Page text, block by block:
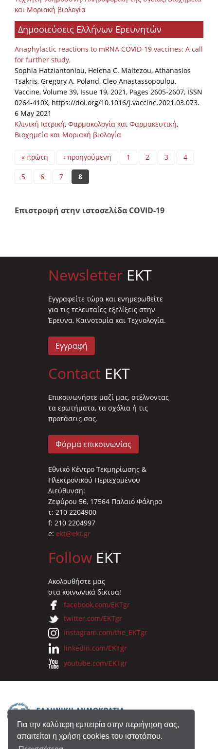
Για την καλύτερη εμπειρία στην περιήγηση σας,
απαιτείται η χρήση cookies του ιστοτόπου.
και Μοριακή βιολογία
Δημοσιεύσεις Ελλήνων Ερευνητών
Anaphylactic reactions to mRNA COVID-19 vaccines: A call
for further study,
Sophia Hatziantoniou, Helena C. Maltezou, Athanasios
Tsakris, Gregory A. Poland, Cleo Anastassopoulou,
Vaccine, Volume 39, Issue 19, 2021, Pages 2605-2607, ISSN
0264-410X, https://doi.org/10.1016/j.vaccine.2021.03.073.
6 May 2021
Κλινική Ιατρική, Φαρμακολογία και Φαρμακευτική,
Βιοχημεία και Μοριακή βιολογία
Pages
« πρώτη ‹ προηγούμενη 1 2 3 4
5 6 7 8
Επιστροφή στην ιστοσελίδα COVID-19
Newsletter EKT
Eγγραφείτε τώρα και ενημερωθείτε
για τις τελευταίες εξελίξεις στην
Έρευνα, Καινοτομία και Τεχνολογία.
Εγγραφή
Contact EKT
Επικοινωνήστε μαζί μας, στέλνοντας
τα ερωτήματα, τα σχόλια ή τις
προτάσεις σας.
Φόρμα επικοινωνίας
Εθνικό Κέντρο Τεκμηρίωσης &
Ηλεκτρονικού Περιεχομένου
Διεύθυνση:
Ζεφύρου 56, 17564 Παλαιό Φάληρο
τ: 210 2204900
f: 210 2204997
e: ekt@ekt.gr
Follow EKT
Ακολουθήστε μας
στα κοινωνικά δίκτυα!
facebook.com/EKTgr
twitter.com/EKTgr
instagram.com/the_EKTgr
linkedin.com/EKTgr
youtube.com/EKTgr